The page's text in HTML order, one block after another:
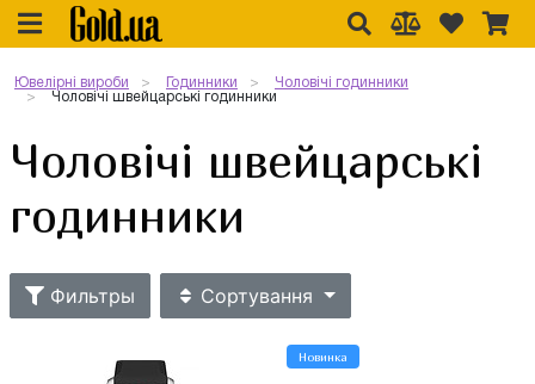
Ювелірні вироби Годинники
Чоловічі годинники
Чоловічі швейцарські годинники
Чоловічі швейцарські
годинники
Фильтры Сортування
Новинка